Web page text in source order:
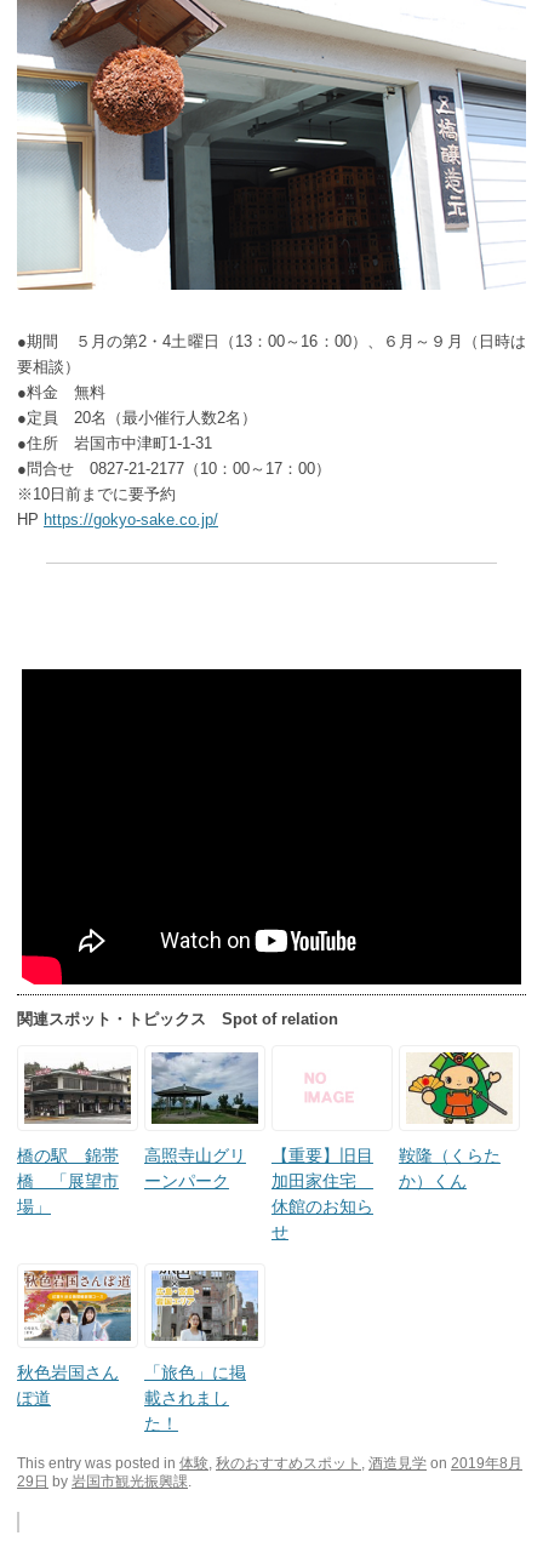
●期間 ５月の第2・4土曜日（13：00～16：00）、６月～９月（日時は
要相談）
●料金 無料
●定員 20名（最小催行人数2名）
●住所 岩国市中津町1-1-31
●問合せ 0827-21-2177（10：00～17：00）
※10日前までに要予約
HP https://gokyo-sake.co.jp/
関連スポット・トピックス Spot of relation
橋の駅 錦帯
橋 「展望市
場」
高照寺山グリ
ーンパーク
【重要】旧目
加田家住宅
休館のお知ら
せ
鞍隆（くらた
か）くん
秋色岩国さん
ぽ道
「旅色」に掲
載されまし
た！
This entry was posted in 体験, 秋のおすすめスポット , 酒造見学 on 2019年8月
29日 by 岩国市観光振興課.